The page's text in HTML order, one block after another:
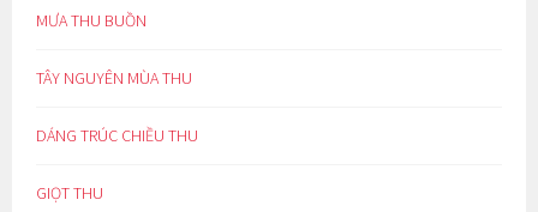
MƯA THU BUỒN
TÂY NGUYÊN MÙA THU
DÁNG TRÚC CHIỀU THU
GIỌT THU